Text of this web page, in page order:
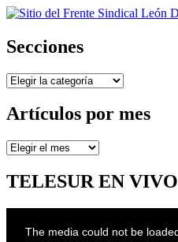
Secciones
Secciones
Artículos por mes
Artículos
mes
TELESUR EN VIVO